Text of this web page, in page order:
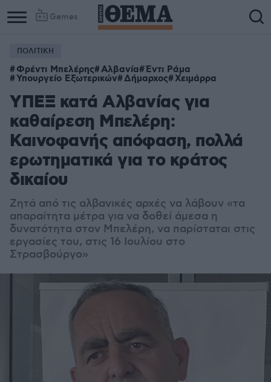
Games
Column
1
Column
2
ΠΟΛΙΤΙΚΗ
Φρέντι Μπελέρης Αλβανία Έντι Ράμα
Υπουργείο Εξωτερικών Δήμαρχος Χειμάρρα
ΥΠΕΞ κατά Αλβανίας για
καθαίρεση Μπελέρη:
Καινοφανής απόφαση, πολλά
ερωτηματικά για το κράτος
δικαίου
Ζητά από τις αλβανικές αρχές να λάβουν «τα
απαραίτητα μέτρα για να δοθεί άμεσα η
δυνατότητα στον Μπελέρη, να παρίσταται στις
εργασίες του, στις 16 Ιουλίου στο
Στρασβούργο»